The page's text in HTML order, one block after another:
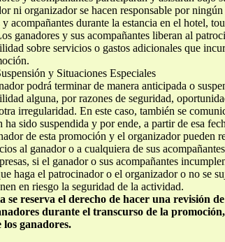
ni organizador se hacen responsable por
y acompañantes durante la estancia en el hotel,
ganadores y sus acompañantes liberan al
sobre servicios o gastos adicionales que
y Situaciones Especiales
podrá terminar de manera anticipada o
alguna, por razones de seguridad,
irregularidad. En este caso, también se
ha sido suspendida y por ende, a partir de esa
de esta promoción y el organizador pueden
al ganador o a cualquiera de sus
si el ganador o sus acompañantes
haga el patrocinador o el organizador o no se
en riesgo la seguridad de la actividad.
se reserva el derecho de hacer una revisión
durante el transcurso de la
los ganadores.